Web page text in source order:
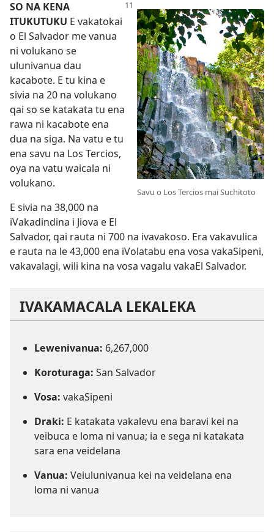
Savu o Los Tercios mai Suchitoto
SO NA KENA
ITUKUTUKU E vakatokai
o El Salvador me vanua
ni volukano se
ulunivanua dau
kacabote. E tu kina e
sivia na 20 na volukano
qai so se katakata tu ena
rawa ni kacabote ena
dua na siga. Na vatu e tu
ena savu na Los Tercios,
oya na vatu waicala ni
volukano.
E sivia na 38,000 na
iVakadindina i Jiova e El
Salvador, qai rauta ni 700 na ivavakoso. Era vakavulica
e rauta na le 43,000 ena iVolatabu ena vosa vakaSipeni,
vakavalagi, wili kina na vosa vagalu vakaEl Salvador.
IVAKAMACALA LEKALEKA
Lewenivanua: 6,267,000
Koroturaga: San Salvador
Vosa: vakaSipeni
Draki: E katakata vakalevu ena baravi kei na
veibuca e loma ni vanua; ia e sega ni katakata
sara ena veidelana
Vanua: Veiulunivanua kei na veidelana ena
loma ni vanua